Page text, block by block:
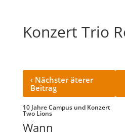
Konzert Trio
‹Nächster äterer
Beitrag
10 Jahre Campus und Konzert
Two Lions
Wann